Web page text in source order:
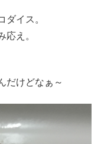
ダイス。
応え。
だけどなぁ～